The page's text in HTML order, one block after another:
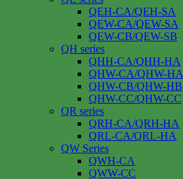
QEH-CA/QEH-SA
QEW-CA/QEW-SA
QEW-CB/QEW-SB
QH series
QHH-CA/QHH-HA
QHW-CA/QHW-HA
QHW-CB/QHW-HB
QHW-CC/QHW-CC
QR series
QRH-CA/QRH-HA
QRL-CA/QRL-HA
QW Series
QWH-CA
QWW-CC